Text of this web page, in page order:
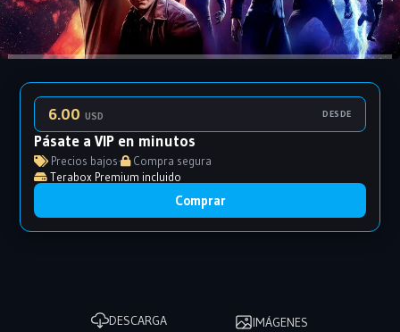
6.00USD DESDE
Pásate a VIP en minutos
Precios bajos·
Compra segura
Terabox Premium incluido
Comprar
DESCARGA IMÁGENES